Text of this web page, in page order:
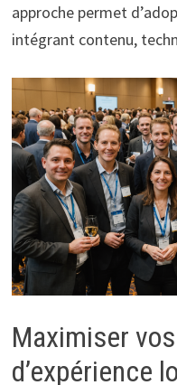
approche permet
intégrant contenu,
Maximiser
d’expérience